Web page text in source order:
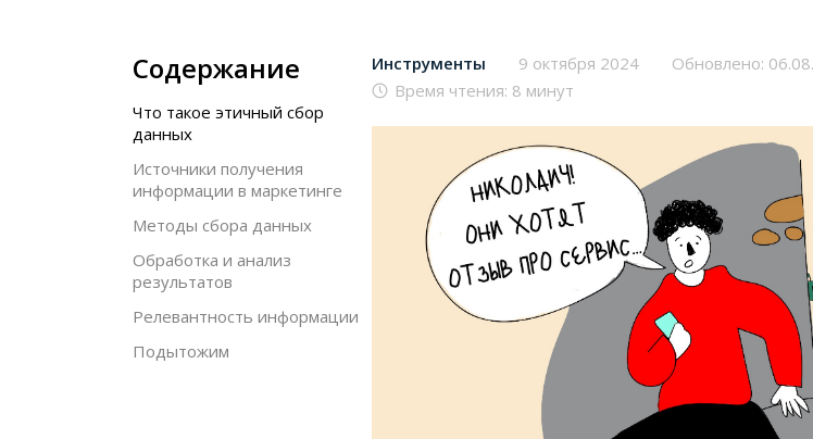
Содержание
Что такое этичный сбор
данных
Источники получения
информации в маркетинге
Методы сбора данных
Обработка и анализ
результатов
Релевантность информации
Подытожим
Инструменты 9 октября 2024 Обновлено:
Время чтения: 8 минут